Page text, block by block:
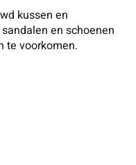
kussen en
en schoenen
te voorkomen.